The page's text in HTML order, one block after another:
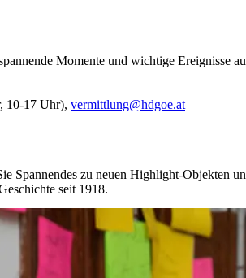
Momente und wichtige Ereignisse
10-17 Uhr), vermittlung@hdgoe.at
Spannendes zu neuen Highlight-Objekten
seit 1918.